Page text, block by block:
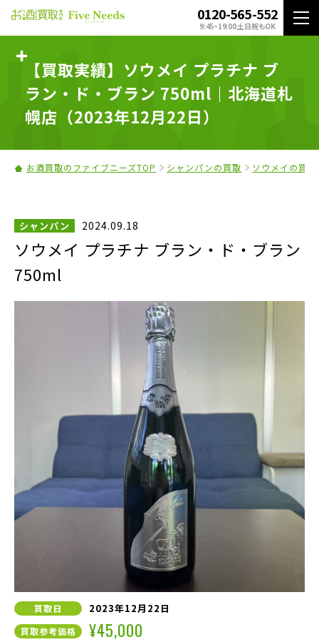
0120-565-552
9:45~19:00 土日祝もOK
【買取実績】ソウメイ プラチナ ブ
ラン・ド・ブラン 750ml｜北海道札
幌店（2023年12月22日）
お酒買取のファイブニーズTOP シャンパンの買取 ソウメイの買取
シャンパン 2024.09.18
ソウメイ プラチナ ブラン・ド・ブラン
750ml
買取日 2023年12月22日
買取参考価格 ¥45,000